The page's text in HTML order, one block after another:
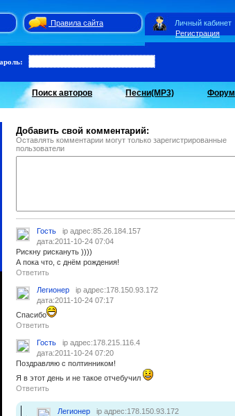
Правила сайта
Регистрация
Личный кабинет
Поиск авторов Песни(MP3) Форум
Добавить свой комментарий:
Оставлять комментарии могут только зарегистрированные
пользователи
Гость
ip адрес:85.26.184.157
дата:2011-10-24 07:04
Рискну рискануть ))))
А пока что, с днём рождения!
Ответить
Легионер
ip адрес:178.150.93.172
дата:2011-10-24 07:17
Спасибо
Ответить
Гость
ip адрес:178.215.116.4
дата:2011-10-24 07:20
Поздравляю с полтинником!
Я в этот день и не такое отчебучил
Ответить
Легионер
ip адрес:178.150.93.172